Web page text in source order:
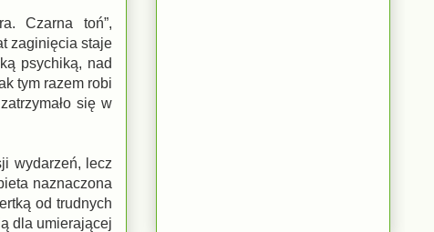
Czarna toń”,
zaginięcia staje
psychiką, nad
tym razem robi
się w
wydarzeń, lecz
naznaczona
od trudnych
dla umierającej